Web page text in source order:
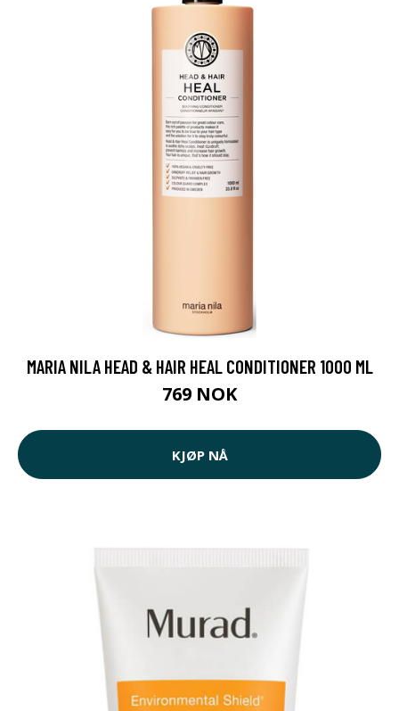
MARIA NILA HEAD & HAIR HEAL CONDITIONER 1000 ML
769 NOK
KJØP NÅ